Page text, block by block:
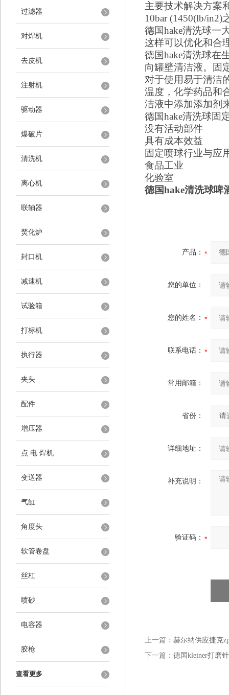
过滤器
对焊机
去皮机
注射机
驱动器
爆破片
清洗机
离心机
联轴器
焚化炉
封口机
减速机
试验箱
打标机
执行器
夹头
配件
增压器
点 电 焊机
变送器
气缸
角度头
软管卷盘
丝杠
喷砂
电容器
胶枪
查看更多
主要技术解决方案
10bar (1450(lb/
德国hake清洗球一
这样可以优化和合
德国hake清洗球在
向罐壁清洁液。固
对于使用易于清洁
温度，化学药品和
洁液中添加添加剂
德国hake清洗球固
没有活动部件
具有成本效益
固定喷球行业与应
食品工业
化验室
德国hake清洗球啤
产品：
您的单位：
您的姓名：
联系电话：
常用邮箱：
省份：
详细地址：
补充说明：
验证码：
上一篇： 赫尔纳供应捷克
下一篇： 德国kleiner打磨